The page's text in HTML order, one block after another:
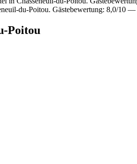
du-Poitou. Gästebewertung: 8,0/10 —
Poitou